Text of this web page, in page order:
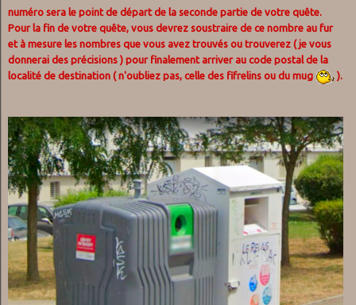
numéro sera le point de départ de la seconde partie de votre quête.
Pour la fin de votre quête, vous devrez soustraire de ce nombre au fur
et à mesure les nombres que vous avez trouvés ou trouverez ( je vous
donnerai des précisions ) pour finalement arriver au code postal de la
localité de destination ( n'oubliez pas, celle des fifrelins ou du mug
).